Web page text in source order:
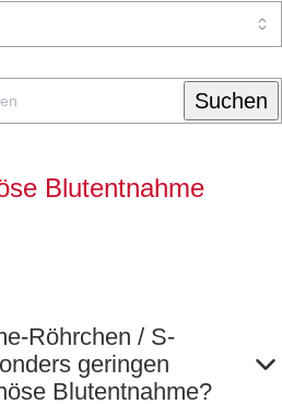
Suchen
Blutentnahme
Röhrchen / S-
geringen
Blutentnahme?